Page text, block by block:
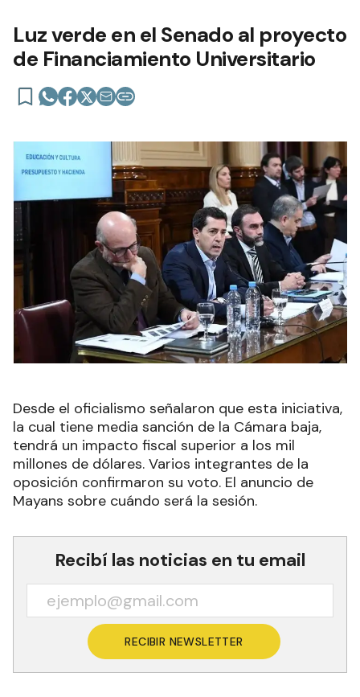
Luz verde en el Senado al proyecto
de Financiamiento Universitario
Desde el oficialismo señalaron que esta iniciativa,
la cual tiene media sanción de la Cámara baja,
tendrá un impacto fiscal superior a los mil
millones de dólares. Varios integrantes de la
oposición confirmaron su voto. El anuncio de
Mayans sobre cuándo será la sesión.
Recibí las noticias en tu email
RECIBIR NEWSLETTER